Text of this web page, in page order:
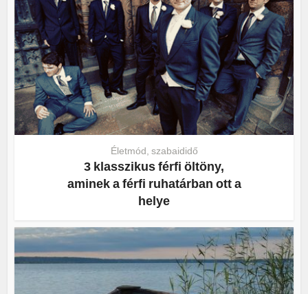
Életmód, szabaididő
3 klasszikus férfi öltöny,
aminek a férfi ruhatárban ott a
helye